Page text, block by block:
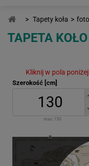
> Tapety koła >
TAPETA
Kliknij w pola
Szerokość [cm]
max: 130